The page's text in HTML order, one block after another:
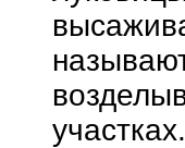
участках.